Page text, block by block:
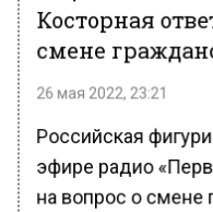
Косторная
смене
26 мая 2022, 23:21
Российская
эфире радио
на вопрос о смене